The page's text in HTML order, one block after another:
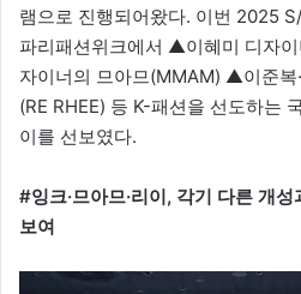
램으로 진행되어왔다. 이번 2025
파리패션위크에서 ▲이혜미 디자
자이너의 므아므(MMAM) ▲이준복
(RE RHEE) 등 K-패션을 선도하는
이를 선보였다.
#잉크·므아므·리이, 각기 다른 개
보여